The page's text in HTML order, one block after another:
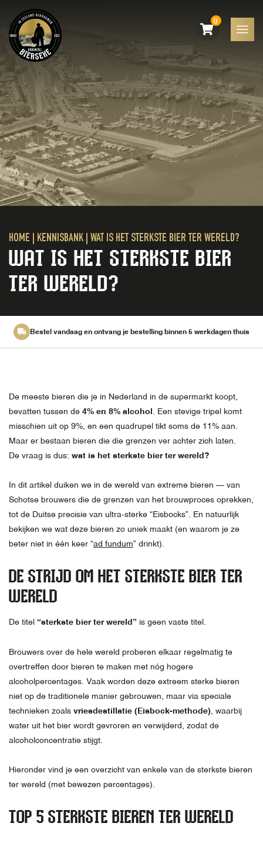
0
HOME KENNISBANK WAT IS HET STERKSTE BIER TER WERELD?
WAT IS HET STERKSTE BIER
TER WERELD?
Bestel vandaag en ontvang je bestelling binnen 5 werkdagen thuis
De meeste bieren die je in Nederland in de supermarkt koopt,
bevatten tussen de 4% en 8% alcohol . Een stevige tripel komt
misschien uit op 9%, en een quadrupel tikt soms de 11% aan.
Maar er bestaan bieren die die grenzen ver achter zich laten.
De vraag is dus: wat is het sterkste bier ter wereld?
In dit artikel duiken we in de wereld van extreme bieren — van
Schotse brouwers die de grenzen van het brouwproces oprekken,
tot de Duitse precisie van ultra-sterke “Eisbocks”. En natuurlijk
bekijken we wat deze bieren zo uniek maakt (en waarom je ze
beter niet in één keer “ad fundum” drinkt).
DE STRIJD OM HET STERKSTE BIER TER
WERELD
De titel “sterkste bier ter wereld” is geen vaste titel.
Brouwers over de hele wereld proberen elkaar regelmatig te
overtreffen door bieren te maken met nóg hogere
alcoholpercentages. Vaak worden deze extreem sterke bieren
niet op de traditionele manier gebrouwen, maar via speciale
technieken zoals vriesdestillatie (Eisbock-methode) , waarbij
water uit het bier wordt gevroren en verwijderd, zodat de
alcoholconcentratie stijgt.
Hieronder vind je een overzicht van enkele van de sterkste bieren
ter wereld (met bewezen percentages).
TOP 5 STERKSTE BIEREN TER WERELD